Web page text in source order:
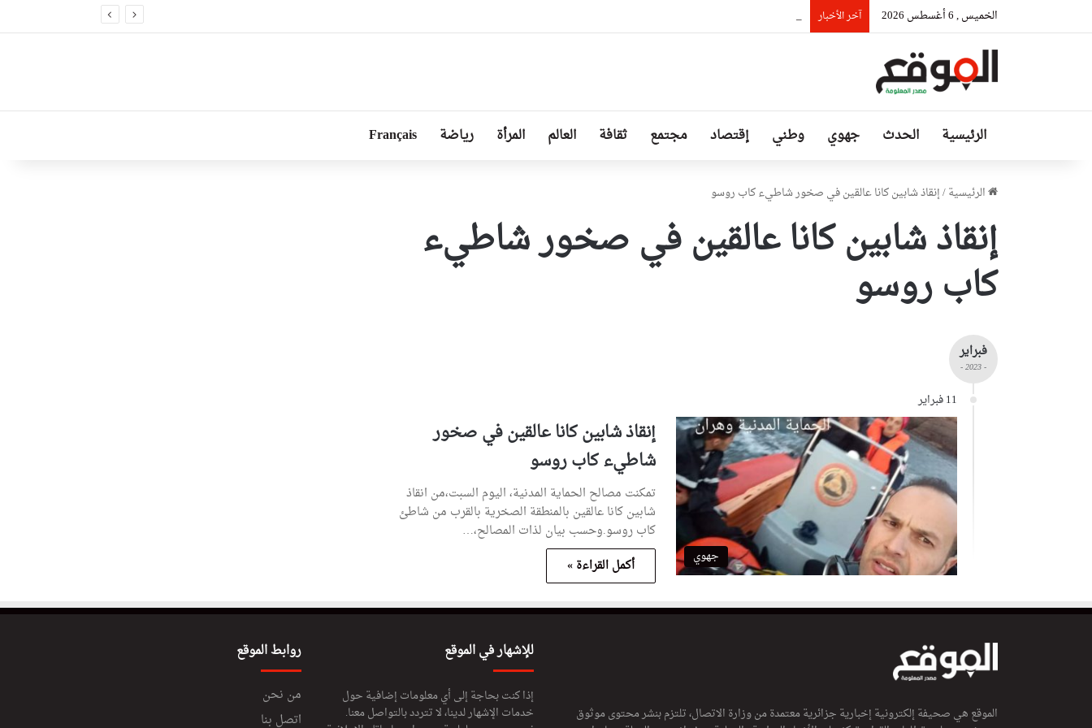
الخميس , 6 أغسطس 2026 آخر الأخبار السيّد عطاف يستقبل من طرف رئيسة مجلس الجمهورية للجمعية الوطنية البيلاروسية
الرئيسية الحدث جهوي وطني إقتصاد مجتمع ثقافة العالم المرأة رياضة Français
الرئيسية/إنقاذ شابين كانا عالقين في صخور شاطيء كاب روسو
إنقاذ شابين كانا عالقين في صخور شاطيء
كاب روسو
فبراير
- 2023 -
11 فبراير
جهوي
إنقاذ شابين كانا عالقين في صخور
شاطيء كاب روسو
تمكنت مصالح الحماية المدنية، اليوم السبت،من انقاذ
شابين كانا عالقين بالمنطقة الصخرية بالقرب من شاطئ
كاب روسو.وحسب بيان لذات المصالح،…
أكمل القراءة »
الموقع هي صحيفة إلكترونية إخبارية جزائرية معتمدة من وزارة الاتصال، تلتزم بنشر محتوى موثوق
للإشهار في الموقع
إذا كنت بحاجة إلى أي معلومات إضافية حول
خدمات الإشهار لدينا، لا تتردد بالتواصل معنا.
روابط الموقع
من نحن
اتصل بنا